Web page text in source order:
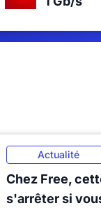
Actualité
Chez Free,
s'arrêter si